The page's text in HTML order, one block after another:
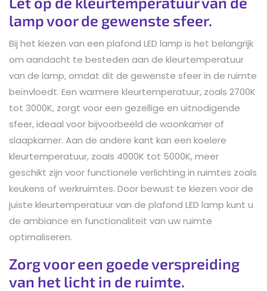
lamp voor de gewenste sfeer.
Bij het kiezen van een plafond LED lamp is het belangrijk
om aandacht te besteden aan de kleurtemperatuur
van de lamp, omdat dit de gewenste sfeer in de ruimte
beïnvloedt. Een warmere kleurtemperatuur, zoals 2700K
tot 3000K, zorgt voor een gezellige en uitnodigende
sfeer, ideaal voor bijvoorbeeld de woonkamer of
slaapkamer. Aan de andere kant kan een koelere
kleurtemperatuur, zoals 4000K tot 5000K, meer
geschikt zijn voor functionele verlichting in ruimtes zoals
keukens of werkruimtes. Door bewust te kiezen voor de
juiste kleurtemperatuur van de plafond LED lamp kunt u
de ambiance en functionaliteit van uw ruimte
optimaliseren.
Zorg voor een goede verspreiding
van het licht in de ruimte.